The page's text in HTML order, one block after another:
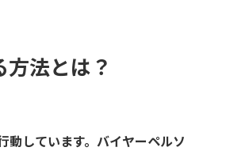
法とは？
動しています。バイヤーペルソ